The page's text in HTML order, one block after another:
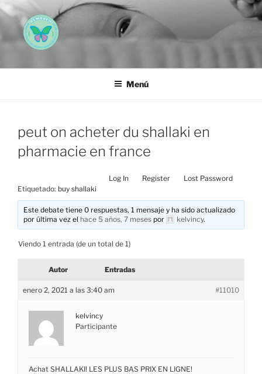
Saltar
al
contenido
AEMAREH
Menú
peut on acheter du shallaki en
pharmacie en france
Log In Register
Lost Password
Etiquetado: buy shallaki
Este debate tiene 0 respuestas, 1 mensaje y ha sido actualizado
por última vez el hace 5 años, 7 meses por kelvincy.
Viendo 1 entrada (de un total de 1)
Autor Entradas
enero 2, 2021 a las 3:40 am #11010
kelvincy
Participante
Achat SHALLAKI! LES PLUS BAS PRIX EN LIGNE!